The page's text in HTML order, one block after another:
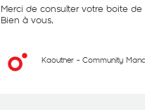
Merci de consulter votre boite
Bien à vous,
Kaouther - Community